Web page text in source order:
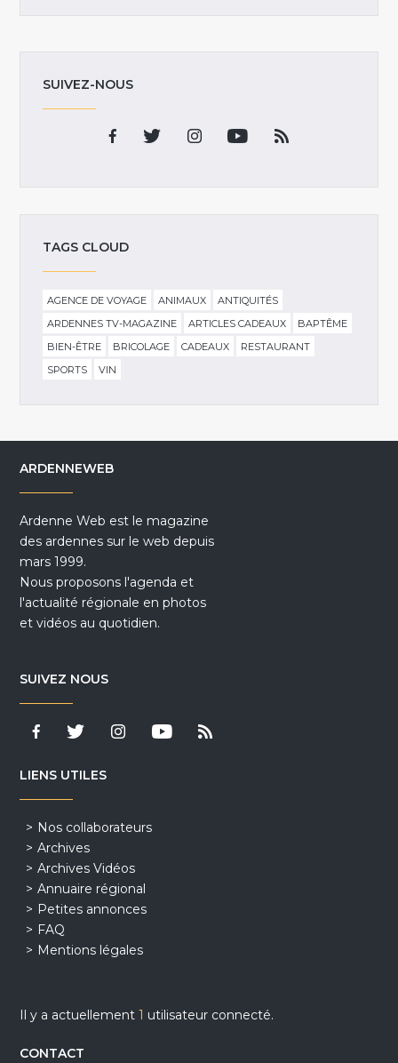
SUIVEZ-NOUS
TAGS CLOUD
AGENCE DE VOYAGE ANIMAUX
ANTIQUITÉS
ARDENNES TV-MAGAZINE
ARTICLES CADEAUX
BAPTÊME
BIEN-ÊTRE
BRICOLAGE CADEAUX
RESTAURANT
SPORTS
VIN
ARDENNEWEB
Ardenne Web est le magazine
des ardennes sur le web depuis
mars 1999.
Nous proposons l'agenda et
l'actualité régionale en photos
et vidéos au quotidien.
SUIVEZ NOUS
LIENS UTILES
Nos collaborateurs
Archives
Archives Vidéos
Annuaire régional
Petites annonces
FAQ
Mentions légales
Il y a actuellement1 utilisateur connecté.
CONTACT